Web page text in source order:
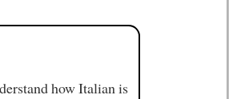
how Italian is